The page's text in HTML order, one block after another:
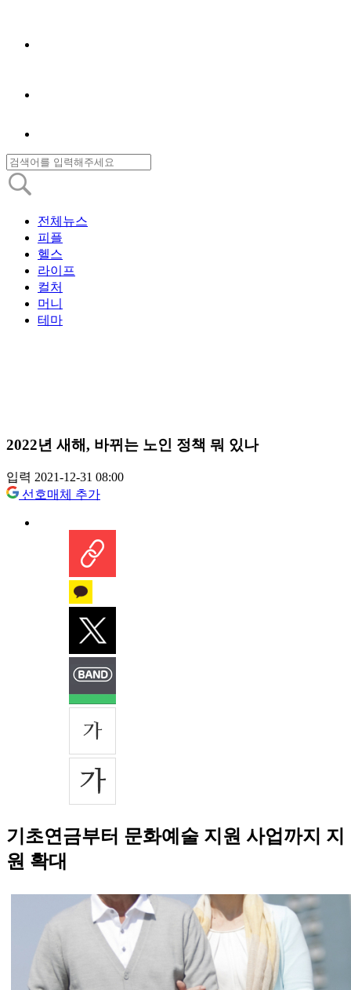
전체뉴스
피플
헬스
라이프
컬처
머니
테마
2022년 새해, 바뀌는 노인 정책 뭐 있나
입력 2021-12-31 08:00
선호매체 추가
기초연금부터 문화예술 지원 사업까지 지
원 확대